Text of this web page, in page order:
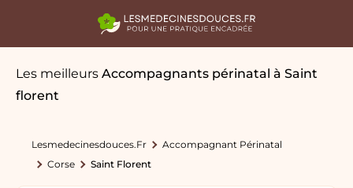
Les meilleurs Accompagnants périnatal à Saint
florent
Lesmedecinesdouces.fr
Accompagnant Périnatal
Corse
Saint Florent